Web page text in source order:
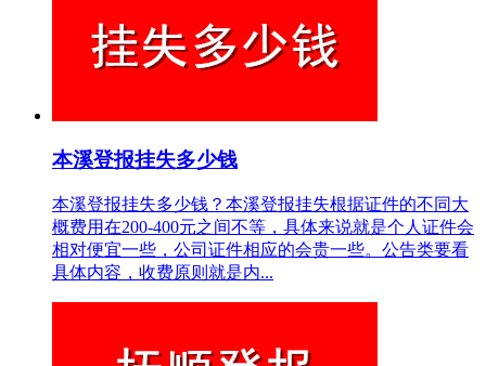
本溪登报挂失多少钱
本溪登报挂失多少钱？本溪登报挂失根据证件的不同大
概费用在200-400元之间不等，具体来说就是个人证件会
相对便宜一些，公司证件相应的会贵一些。公告类要看
具体内容，收费原则就是内...